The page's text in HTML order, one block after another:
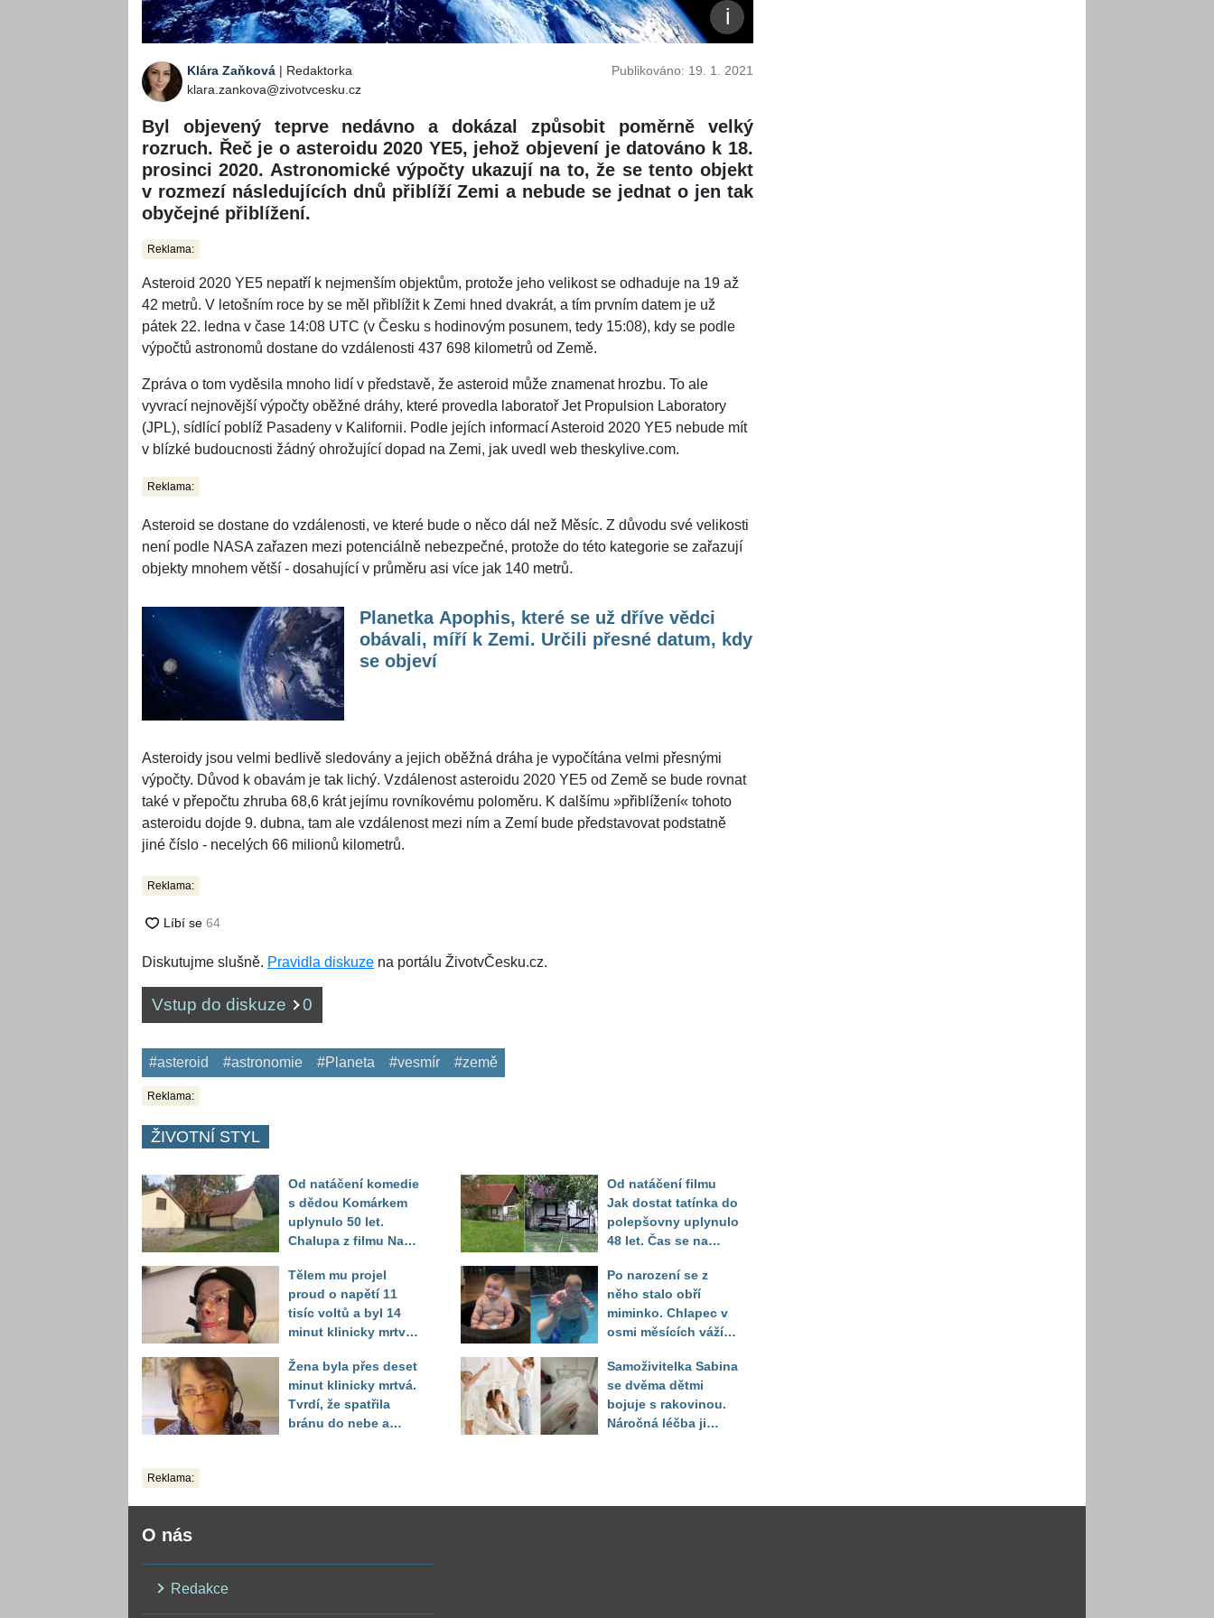
Klára Zaňková | Redaktorka
klara.zankova@zivotvcesku.cz
Publikováno: 19. 1. 2021
Byl objevený teprve nedávno a dokázal způsobit poměrně velký
rozruch. Řeč je o asteroidu 2020 YE5, jehož objevení je datováno k 18.
prosinci 2020. Astronomické výpočty ukazují na to, že se tento objekt
v rozmezí následujících dnů přiblíží Zemi a nebude se jednat o jen tak
obyčejné přiblížení.
Reklama:
Asteroid 2020 YE5 nepatří k nejmenším objektům, protože jeho velikost se odhaduje na 19 až
42 metrů. V letošním roce by se měl přiblížit k Zemi hned dvakrát, a tím prvním datem je už
pátek 22. ledna v čase 14:08 UTC (v Česku s hodinovým posunem, tedy 15:08), kdy se podle
výpočtů astronomů dostane do vzdálenosti 437 698 kilometrů od Země.
Zpráva o tom vyděsila mnoho lidí v představě, že asteroid může znamenat hrozbu. To ale
vyvrací nejnovější výpočty oběžné dráhy, které provedla laboratoř Jet Propulsion Laboratory
(JPL), sídlící poblíž Pasadeny v Kalifornii. Podle jejích informací Asteroid 2020 YE5 nebude mít
v blízké budoucnosti žádný ohrožující dopad na Zemi, jak uvedl web theskylive.com.
Reklama:
Asteroid se dostane do vzdálenosti, ve které bude o něco dál než Měsíc. Z důvodu své velikosti
není podle NASA zařazen mezi potenciálně nebezpečné, protože do této kategorie se zařazují
objekty mnohem větší - dosahující v průměru asi více jak 140 metrů.
Planetka Apophis, které se už dříve vědci
obávali, míří k Zemi. Určili přesné datum, kdy
se objeví
Asteroidy jsou velmi bedlivě sledovány a jejich oběžná dráha je vypočítána velmi přesnými
výpočty. Důvod k obavám je tak lichý. Vzdálenost asteroidu 2020 YE5 od Země se bude rovnat
také v přepočtu zhruba 68,6 krát jejímu rovníkovému poloměru. K dalšímu »přiblížení« tohoto
asteroidu dojde 9. dubna, tam ale vzdálenost mezi ním a Zemí bude představovat podstatně
jiné číslo - necelých 66 milionů kilometrů.
Reklama:
Diskutujme slušně. Pravidla diskuze na portálu ŽivotvČesku.cz.
Vstup do diskuze 0
#asteroid #astronomie #Planeta #vesmír #země
Reklama:
ŽIVOTNÍ STYL
Od natáčení komedie
s dědou Komárkem
uplynulo 50 let.
Chalupa z filmu Na
proměnila k
nepoznání
Tělem mu projel
proud o napětí 11
tisíc voltů a byl 14
minut klinicky mrtvý.
mladík nejkrutější
daň
Žena byla přes deset
minut klinicky mrtvá.
Tvrdí, že spatřila
bránu do nebe a
Od natáčení filmu
Jak dostat tatínka do
polepšovny uplynulo
48 let. Čas se na
podepsal, lavička je
ale stále na stejném
místě
Po narození se z
něho stalo obří
miminko. Chlapec v
osmi měsících váží
Samoživitelka Sabina
se dvěma dětmi
bojuje s rakovinou.
Náročná léčba ji
Reklama:
O nás
Redakce